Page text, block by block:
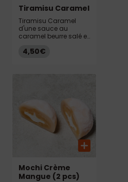
Tiramisu Caramel
Tiramisu Caramel
d'une sauce au
caramel beurre salé et
brisures de biscuits
4,50€
Mochi Crème
Mangue (2 pcs)